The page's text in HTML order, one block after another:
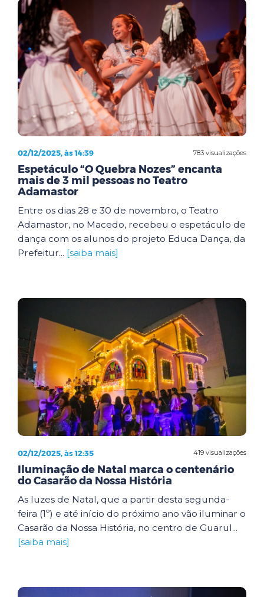
783 visualizações
02/12/2025, às 14:39
Espetáculo “O Quebra Nozes” encanta
mais de 3 mil pessoas no Teatro
Adamastor
Entre os dias 28 e 30 de novembro, o Teatro
Adamastor, no Macedo, recebeu o espetáculo de
dança com os alunos do projeto Educa Dança, da
Prefeitur... [saiba mais]
419 visualizações
02/12/2025, às 12:35
Iluminação de Natal marca o centenário
do Casarão da Nossa História
As luzes de Natal, que a partir desta segunda-
feira (1º) e até início do próximo ano vão iluminar o
Casarão da Nossa História, no centro de Guarul...
[saiba mais]